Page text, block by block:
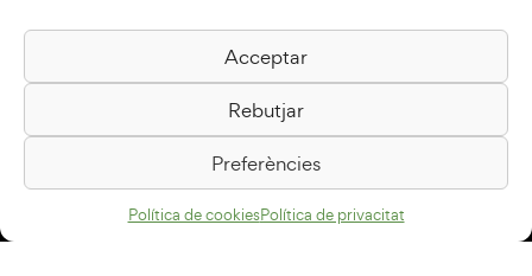
Acceptar
Rebutjar
Preferències
Política de cookiesPolítica de privacitat
Biblioteca Pilarin Bayés
Passeig de la Generalitat, 1
08500 Vic